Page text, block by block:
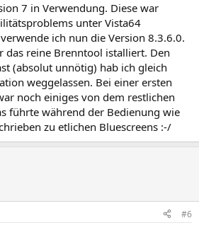
7 in Verwendung. Diese war
unter Vista64
ich nun die Version 8.3.6.0.
das reine Brenntool istalliert. Den
(absolut unnötig) hab ich gleich
weggelassen. Bei einer ersten
noch einiges von dem restlichen
führte während der Bedienung wie
zu etlichen Bluescreens :-/
#6